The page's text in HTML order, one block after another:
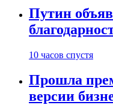
Путин
10 часов спустя
Прошла
версии